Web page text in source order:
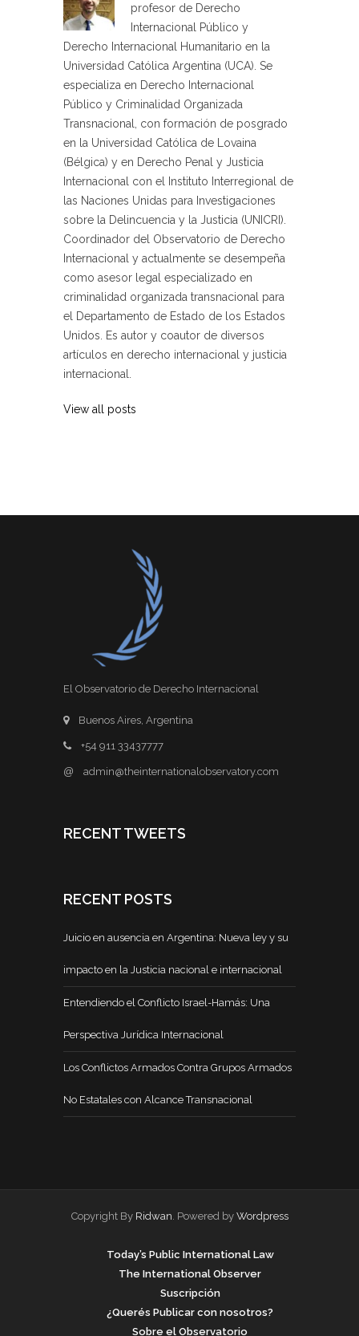
profesor de Derecho
Internacional Público y
Derecho Internacional Humanitario en la
Universidad Católica Argentina (UCA). Se
especializa en Derecho Internacional
Público y Criminalidad Organizada
Transnacional, con formación de posgrado
en la Universidad Católica de Lovaina
(Bélgica) y en Derecho Penal y Justicia
Internacional con el Instituto Interregional de
las Naciones Unidas para Investigaciones
sobre la Delincuencia y la Justicia (UNICRI).
Coordinador del Observatorio de Derecho
Internacional y actualmente se desempeña
como asesor legal especializado en
criminalidad organizada transnacional para
el Departamento de Estado de los Estados
Unidos. Es autor y coautor de diversos
artículos en derecho internacional y justicia
internacional.
View all posts
El Observatorio de Derecho Internacional
Buenos Aires, Argentina
+54 911 33437777
@ admin@theinternationalobservatory.com
RECENT TWEETS
RECENT POSTS
Juicio en ausencia en Argentina: Nueva ley y su
impacto en la Justicia nacional e internacional
Entendiendo el Conflicto Israel-Hamás: Una
Perspectiva Jurídica Internacional
Los Conflictos Armados Contra Grupos Armados
No Estatales con Alcance Transnacional
Copyright By Ridwan . Powered by Wordpress
Today’s Public International Law
The International Observer
Suscripción
¿Querés Publicar con nosotros?
Sobre el Observatorio